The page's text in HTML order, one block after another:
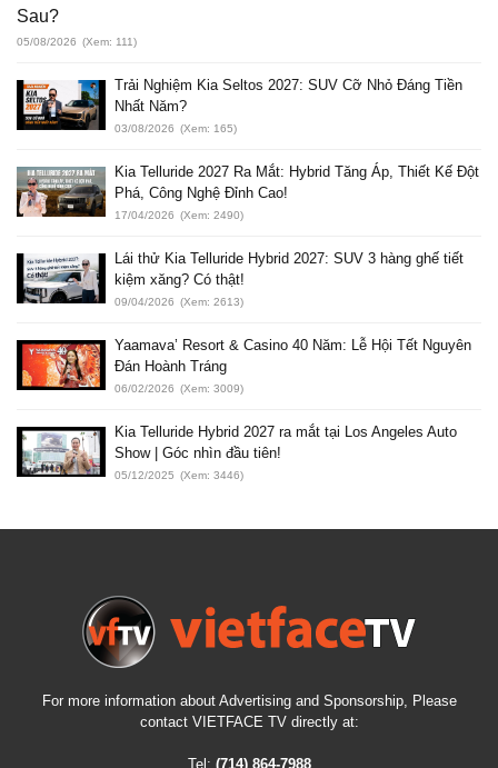
Sau?
05/08/2026 (Xem: 111)
Trải Nghiệm Kia Seltos 2027: SUV Cỡ Nhỏ Đáng Tiền
Nhất Năm?
03/08/2026 (Xem: 165)
Kia Telluride 2027 Ra Mắt: Hybrid Tăng Áp, Thiết Kế Đột
Phá, Công Nghệ Đỉnh Cao!
17/04/2026 (Xem: 2490)
Lái thử Kia Telluride Hybrid 2027: SUV 3 hàng ghế tiết
kiệm xăng? Có thật!
09/04/2026 (Xem: 2613)
Yaamava’ Resort & Casino 40 Năm: Lễ Hội Tết Nguyên
Đán Hoành Tráng
06/02/2026 (Xem: 3009)
Kia Telluride Hybrid 2027 ra mắt tại Los Angeles Auto
Show | Góc nhìn đầu tiên!
05/12/2025 (Xem: 3446)
For more information about Advertising and Sponsorship, Please
contact VIETFACE TV directly at:
Tel: (714) 864-7988